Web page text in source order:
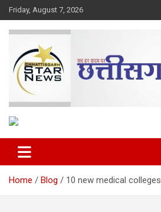
Skip
to
content
Friday, August 7, 2026
Chhattisgarh Star
Home Blog 10 new medical colleges